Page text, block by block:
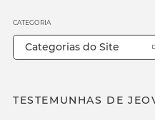
TESTEMUNHAS DE
CATEGORIA
Categorias do Site